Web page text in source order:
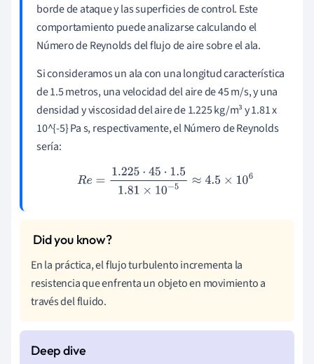
borde de ataque y las superficies de control. Este
comportamiento puede analizarse calculando el
Número de Reynolds del flujo de aire sobre el ala.
Si consideramos un ala con una longitud característica
de 1.5 metros, una velocidad del aire de 45 m/s, y una
densidad y viscosidad del aire de 1.225 kg/m³ y 1.81 x
10^{-5} Pa s, respectivamente, el Número de Reynolds
sería:
Re=1.225⋅45⋅1.51.81×10−5 ≈4.5 ×106
En la práctica, el flujo turbulento incrementa la
resistencia que enfrenta un objeto en movimiento a
través del fluido.